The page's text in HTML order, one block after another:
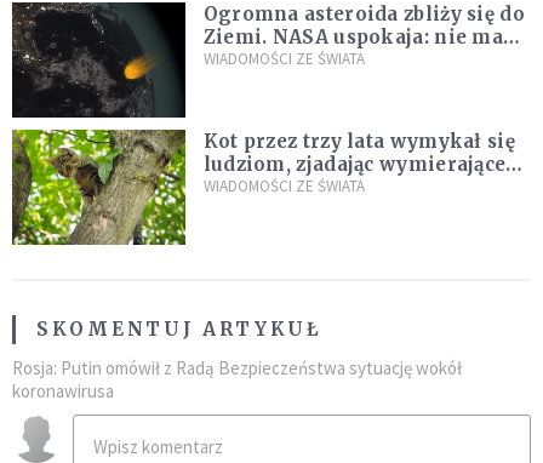
Ogromna asteroida zbliży się do
Ziemi. NASA uspokaja: nie ma
zagrożenia
WIADOMOŚCI ZE ŚWIATA
Kot przez trzy lata wymykał się
ludziom, zjadając wymierające
kaczki. W końcu popełnił
WIADOMOŚCI ZE ŚWIATA
SKOMENTUJ ARTYKUŁ
Rosja: Putin omówił z Radą Bezpieczeństwa sytuację wokół
koronawirusa